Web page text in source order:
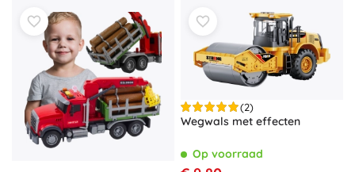
(2)
Wegwals met effecten
Op voorraad